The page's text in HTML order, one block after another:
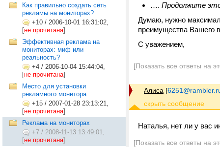
Как правильно создать сеть
рекламы на мониторах?
+10 / 2006-10-01 16:31:02,
[не прочитана]
Эффективная реклама на
мониторах: миф или
реальность?
+4 / 2006-10-04 15:44:04,
[не прочитана]
Место для установки
рекламного монитора
+15 / 2007-01-28 23:13:21,
[не прочитана]
Реклама на мониторах
+7 / 2008-11-13 13:49:01,
[не прочитана]
…. Продолжите
Думаю, нужно
преимущества Вашего
С уважением,
[Показать все ответы на
Алиса [
Наталья, нет ли у вас
[Показать все ответы на